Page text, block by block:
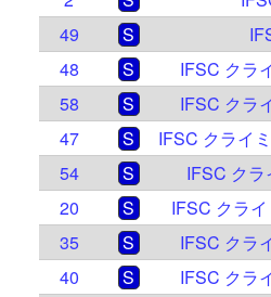
49
S
48
S IFSC クラ
58
S IFSC クラ
47
S
54
S IFSC ク
20
S IFSC クラ
35
S IFSC クラ
40
S IFSC クラ